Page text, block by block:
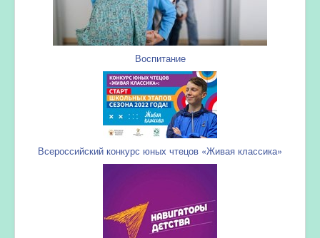
Воспитание
Всероссийский конкурс юных чтецов «Живая классика»